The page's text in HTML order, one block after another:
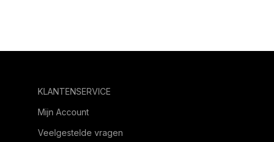
KLANTENSERVICE
Mijn Account
Veelgestelde vragen